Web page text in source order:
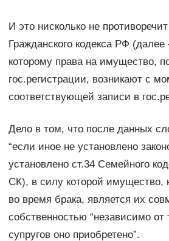
И это нисколько не
Гражданского кодекса РФ
которому права на имущество,
гос.регистрации, возникают с
соответствующей записи в
Дело в том, что после данных
“если иное не установлено
установлено ст.34 Семейного
СК), в силу которой имущество,
во время брака, является их
собственностью “независимо от
супругов оно приобретено”.